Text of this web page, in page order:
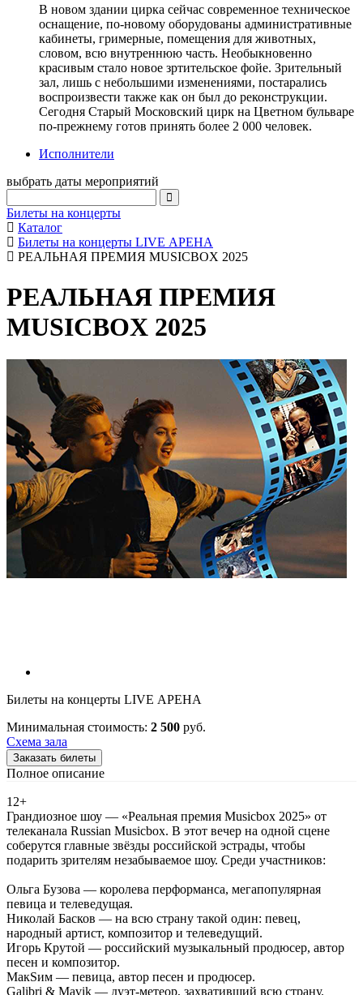
В новом здании цирка сейчас современное техническое
оснащение, по-новому оборудованы административные
кабинеты, гримерные, помещения для животных,
словом, всю внутреннюю часть. Необыкновенно
красивым стало новое зртительское фойе. Зрительный
зал, лишь с небольшими изменениями, постарались
воспроизвести также как он был до реконструкции.
Сегодня Старый Московский цирк на Цветном бульваре
по-прежнему готов принять более 2 000 человек.
Исполнители
выбрать даты мероприятий
Билеты на концерты
Каталог
Билеты на концерты LIVE АРЕНА
РЕАЛЬНАЯ ПРЕМИЯ MUSICBOX 2025
РЕАЛЬНАЯ ПРЕМИЯ
MUSICBOX 2025
Билеты на концерты LIVE АРЕНА
Минимальная стоимость: 2 500 руб.
Схема зала
Заказать билеты
Полное описание
12+
Грандиозное шоу — «Реальная премия Musicbox 2025» от
телеканала Russian Musicbox. В этот вечер на одной сцене
соберутся главные звёзды российской эстрады, чтобы
подарить зрителям незабываемое шоу. Среди участников:
Ольга Бузова — королева перформанса, мегапопулярная
певица и телеведущая.
Николай Басков — на всю страну такой один: певец,
народный артист, композитор и телеведущий.
Игорь Крутой — российский музыкальный продюсер, автор
песен и композитор.
МакSим — певица, автор песен и продюсер.
Galibri & Mavik — дуэт-метеор, захвативший всю страну.